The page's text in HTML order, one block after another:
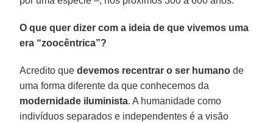
O que quer dizer com a ideia de que vivemos uma
era “zoocêntrica”?
Acredito quedevemos recentrar o ser humano de
uma forma diferente da que conhecemos da
modernidade iluminista. A humanidade como
indivíduos separados e independentes é a visão